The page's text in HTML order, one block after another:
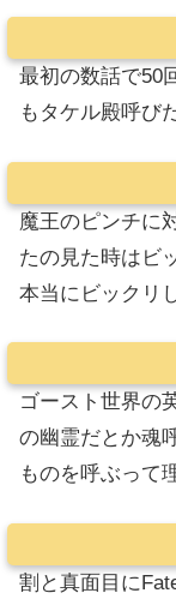
最初の数話で50
もタケル殿呼び
魔王のピンチに
たの見た時はビ
本当にビックリ
ゴースト世界の
の幽霊だとか魂
ものを呼ぶって
割と真面目に